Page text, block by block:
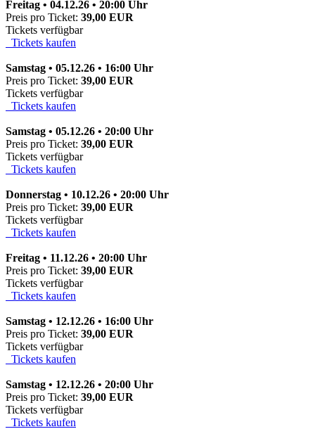
Freitag • 04.12.26 • 20:00 Uhr
Preis pro Ticket: 39,00 EUR
Tickets verfügbar
Tickets kaufen
Samstag • 05.12.26 • 16:00 Uhr
Preis pro Ticket: 39,00 EUR
Tickets verfügbar
Tickets kaufen
Samstag • 05.12.26 • 20:00 Uhr
Preis pro Ticket: 39,00 EUR
Tickets verfügbar
Tickets kaufen
Donnerstag • 10.12.26 • 20:00 Uhr
Preis pro Ticket: 39,00 EUR
Tickets verfügbar
Tickets kaufen
Freitag • 11.12.26 • 20:00 Uhr
Preis pro Ticket: 39,00 EUR
Tickets verfügbar
Tickets kaufen
Samstag • 12.12.26 • 16:00 Uhr
Preis pro Ticket: 39,00 EUR
Tickets verfügbar
Tickets kaufen
Samstag • 12.12.26 • 20:00 Uhr
Preis pro Ticket: 39,00 EUR
Tickets verfügbar
Tickets kaufen